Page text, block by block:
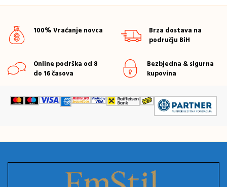
100% Vraćanje novca
Brza dostava na
području BiH
Online podrška od 8
do 16 časova
Bezbjedna & sigurna
kupovina